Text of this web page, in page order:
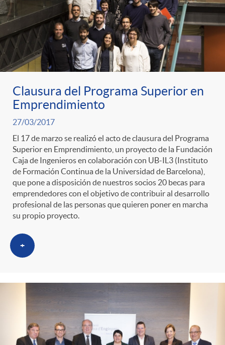
Clausura del Programa Superior en
Emprendimiento
27/03/2017
El 17 de marzo se realizó el acto de clausura del Programa
Superior en Emprendimiento, un proyecto de la Fundación
Caja de Ingenieros en colaboración con UB-IL3 (Instituto
de Formación Continua de la Universidad de Barcelona),
que pone a disposición de nuestros socios 20 becas para
emprendedores con el objetivo de contribuir al desarrollo
profesional de las personas que quieren poner en marcha
su propio proyecto.
+